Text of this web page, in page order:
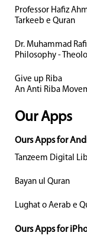
Professor Hafiz
Tarkeeb e Quran
Dr. Muhammad
Philosophy -
Give up Riba
An Anti Riba
Our Apps
Ours Apps for
Tanzeem Digital
Bayan ul Quran
Lughat o Aerab e
Ours Apps for